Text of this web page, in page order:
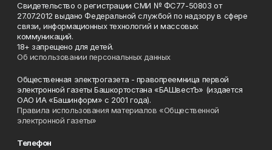
Свидетельство о регистрации СМИ № ФС77-50803 от
27.07.2012 выдано Федеральной службой по надзору в сфере
связи, информационных технологий и массовых
коммуникаций.
18+ запрещено для детей.
Об использовании персональных данных
Общественная электрогазета - правопреемница первой
электронной газеты Башкортостана «БАШвестЪ» (издается
ОАО ИА «Башинформ» с 2001 года).
Правила использования материалов «Общественной
электронной газеты»
Телефон